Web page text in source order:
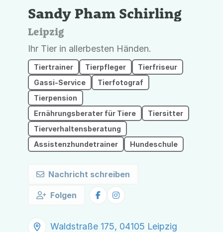
Sandy Pham Schirling
Leipzig
Ihr Tier in allerbesten Händen.
Tiertrainer Tierpfleger
Tierfriseur
Gassi-Service
Tierfotograf
Tierpension
Ernährungsberater für Tiere
Tiersitter
Tierverhaltensberatung
Assistenzhundetrainer
Hundeschule
Nachricht schreiben
Folgen
Waldstraße 175, 04105 Leipzig